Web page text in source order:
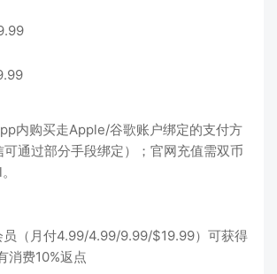
内购买走Apple/谷歌账户绑定的支付方
通过部分手段绑定）；官网充值需双币
（月付4.99/4.99/9.99/$19.99）可获得
消费10%返点